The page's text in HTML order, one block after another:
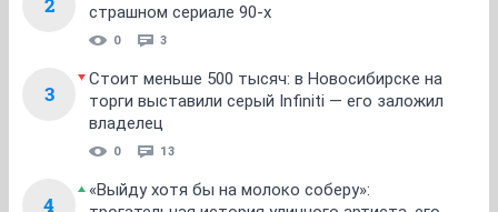
страшном сериале 90-х
0 3
3
Стоит меньше 500 тысяч: в Новосибирске на
торги выставили серый Infiniti — его заложил
владелец
0 13
4
«Выйду хотя бы на молоко соберу»: